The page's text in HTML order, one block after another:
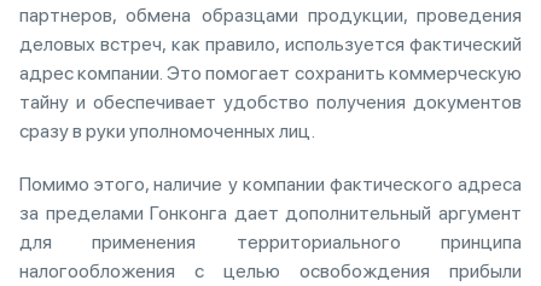
партнеров, обмена образцами продукции, проведения
деловых встреч, как правило, используется фактический
адрес компании. Это помогает сохранить коммерческую
тайну и обеспечивает удобство получения документов
сразу в руки уполномоченных лиц.
Помимо этого, наличие у компании фактического адреса
за пределами Гонконга дает дополнительный аргумент
для применения территориального принципа
налогообложения с целью освобождения прибыли